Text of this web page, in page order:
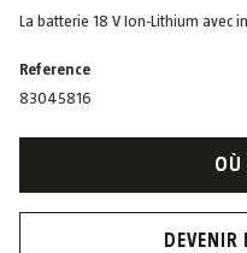
La batterie 18 V Ion-Lithium avec
Reference
83045816
OÙ